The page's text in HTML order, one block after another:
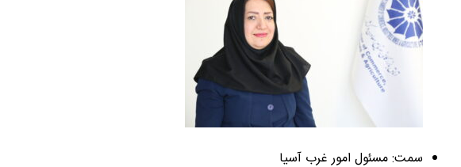
سمت: مسئول امور غرب آسیا